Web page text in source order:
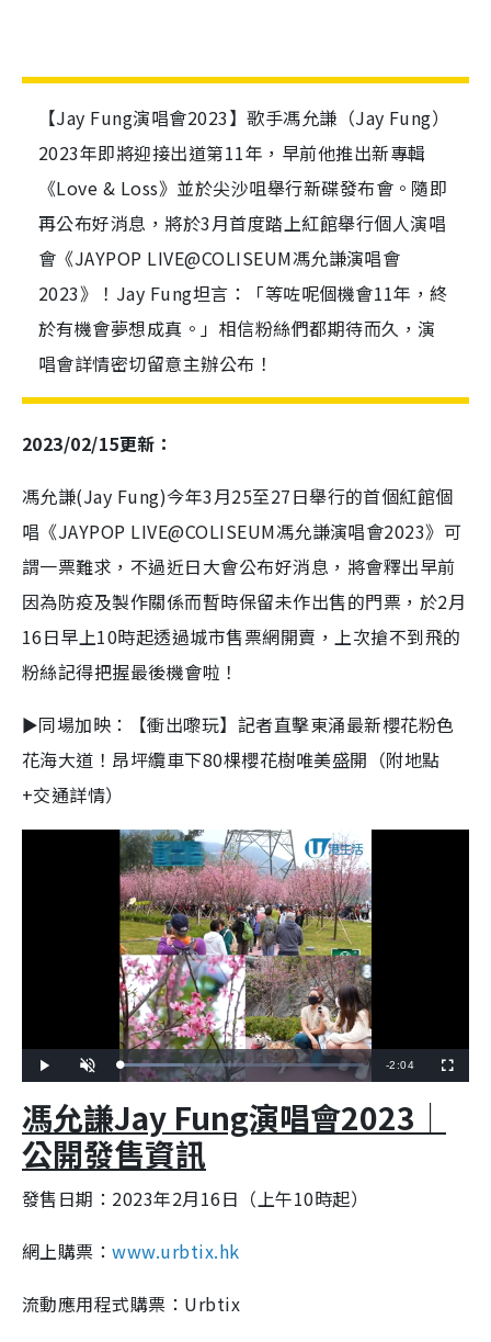
【Jay Fung演唱會2023】歌手馮允謙（Jay Fung）
2023年即將迎接出道第11年，早前他推出新專輯
《Love & Loss》並於尖沙咀舉行新碟發布會。隨即
再公布好消息，將於3月首度踏上紅館舉行個人演唱
會《JAYPOP LIVE@COLISEUM馮允謙演唱會
2023》！Jay Fung坦言：「等咗呢個機會11年，終
於有機會夢想成真。」相信粉絲們都期待而久，演
唱會詳情密切留意主辦公布！
2023/02/15更新：
馮允謙(Jay Fung)今年3月25至27日舉行的首個紅館個
唱《JAYPOP LIVE@COLISEUM馮允謙演唱會2023》可
謂一票難求，不過近日大會公布好消息，將會釋出早前
因為防疫及製作關係而暫時保留未作出售的門票，於2月
16日早上10時起透過城市售票網開賣，上次搶不到飛的
粉絲記得把握最後機會啦！
►同場加映：【衝出嚟玩】記者直擊東涌最新櫻花粉色
花海大道！昂坪纜車下80棵櫻花樹唯美盛開（附地點
+交通詳情）
l
n
u
t
L
o
e
d
:
2
6
.
3
%
R
m
-2:04
u
r
馮允謙Jay Fung演唱會2023｜
公開發售資訊
發售日期：2023年2月16日（上午10時起）
網上購票：www.urbtix.hk
流動應用程式購票：Urbtix